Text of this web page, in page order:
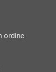
ordine